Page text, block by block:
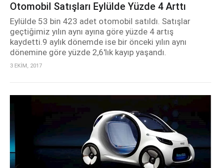
Otomobil Satışları Eylülde Yüzde 4 Arttı
Eylülde 53 bin 423 adet otomobil satıldı. Satışlar
geçtiğimiz yılın aynı ayına göre yüzde 4 artış
kaydetti.9 aylık dönemde ise bir önceki yılın aynı
dönemine göre yüzde 2,6'lık kayıp yaşandı.
3 EKİM, 2017